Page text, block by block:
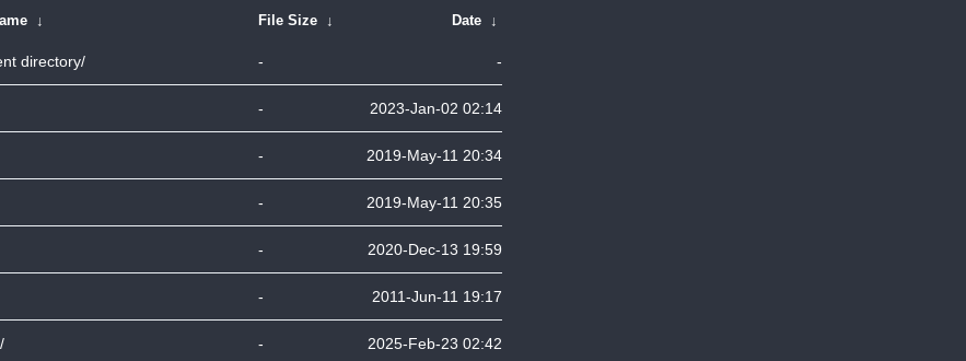
↓ File Size ↓ Date ↓
directory/ - -
- 2023-Jan-02 02:14
- 2019-May-11 20:34
- 2019-May-11 20:35
- 2020-Dec-13 19:59
- 2011-Jun-11 19:17
- 2025-Feb-23 02:42